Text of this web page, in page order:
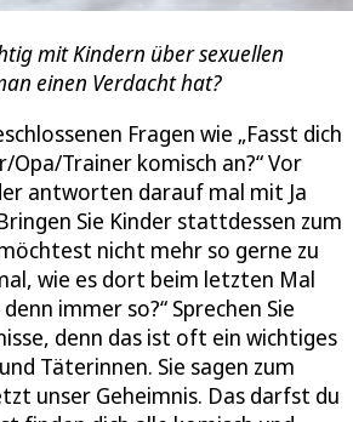
mit Kindern über sexuellen
einen Verdacht hat?
Fragen wie „Fasst dich
Trainer komisch an?“ Vor
antworten darauf mal mit Ja
Sie Kinder stattdessen zum
nicht mehr so gerne zu
wie es dort beim letzten Mal
immer so?“ Sprechen Sie
denn das ist oft ein wichtiges
Täterinnen. Sie sagen zum
unser Geheimnis. Das darfst du